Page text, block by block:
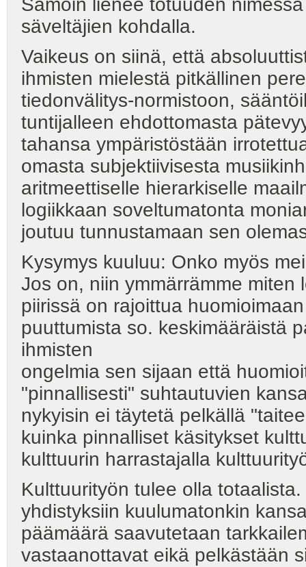
Samoin lienee totuuden
säveltäjien kohdalla.
Vaikeus on siinä, että
ihmisten mielestä pitkällinen
tiedonvälitys-normistoon,
tuntijalleen ehdottomasta
tahansa ympäristöstään
omasta subjektiivisesta
aritmeettiselle hierarkiselle
logiikkaan soveltumatonta
joutuu tunnustamaan sen
Kysymys kuuluu: Onko myös
Jos on, niin ymmärrämme
piirissä on rajoittua
puuttumista so. keskimääräistä
ihmisten
ongelmia sen sijaan että
"pinnallisesti" suhtautuvien
nykyisin ei täytetä pelkällä
kuinka pinnalliset käsitykset
kulttuurin harrastajalla
Kulttuurityön tulee olla
yhdistyksiin kuulumatonkin
päämäärä saavutetaan
vastaanottavat eikä pelkästään